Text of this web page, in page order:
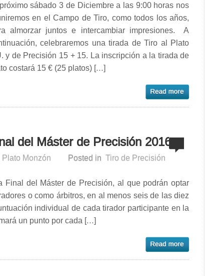
sábado 3 de Diciembre a las 9:00 horas nos
en el Campo de Tiro, como todos los años,
almorzar juntos e intercambiar impresiones. A
celebraremos una tirada de Tiro al Plato
y de Precisión 15 + 15. La inscripción a la tirada de
costará 15 € (25 platos) […]
del Máster de Precisión 2016
Monzón Posted in Tiro de Precisión
Final del Máster de Precisión, al que podrán optar
o como árbitros, en al menos seis de las diez
individual de cada tirador participante en la
un punto por cada […]